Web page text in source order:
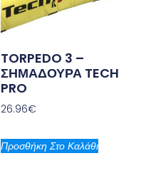
TORPEDO 3 –
ΣΗΜΑΔΟΥΡΑ TECH
PRO
26.96€
Προσθήκη Στο Καλάθι